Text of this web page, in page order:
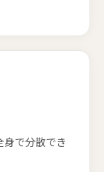
で分散でき